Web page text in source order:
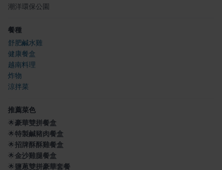
潮洋環保公園
餐種
舒肥鹹水雞
健康餐盒
越南料理
炸物
涼拌菜
推薦菜色
🌟豪華雙拼餐盒
🌟特製鹹豬肉餐盒
🌟招牌酥酥雞餐盒
🌟金沙雞腿餐盒
🌟鹽蔥雙拼豪華套餐